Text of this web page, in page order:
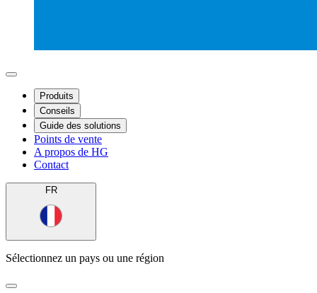
Produits
Conseils
Guide des solutions
Points de vente
A propos de HG
Contact
FR
Sélectionnez un pays ou une région